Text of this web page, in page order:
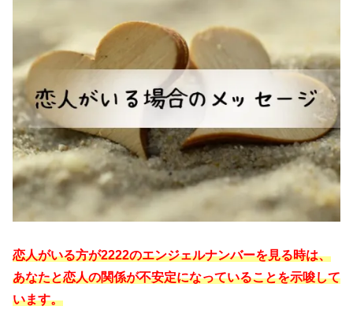
恋人がいる方が2222のエンジェルナンバーを見る時は、
あなたと恋人の関係が不安定になっていることを示唆して
います。